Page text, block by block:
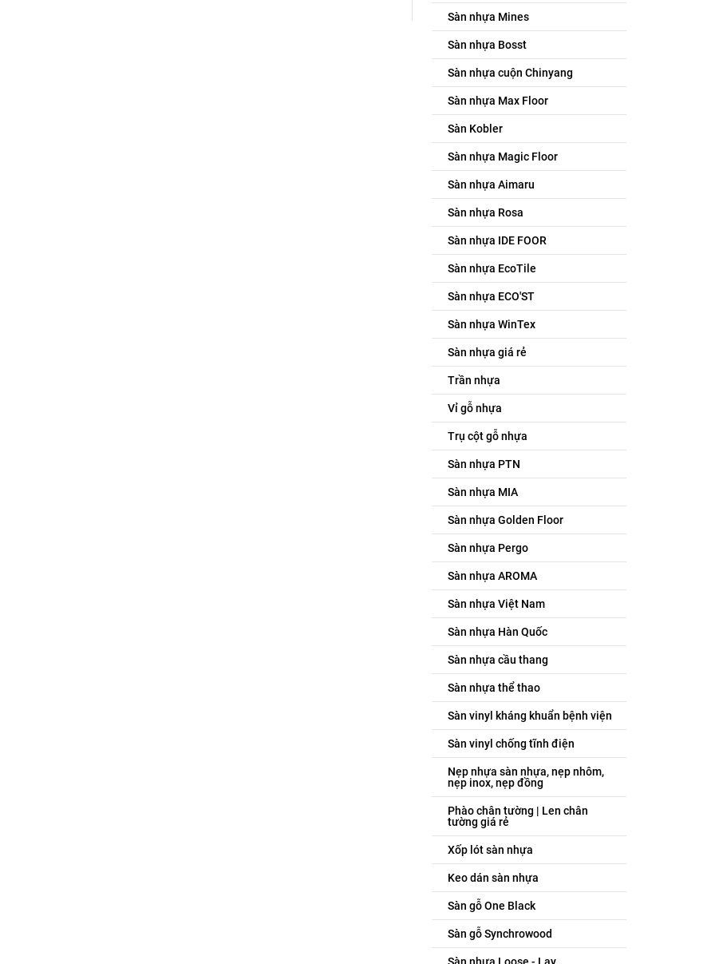
Sàn nhựa Mines
Sàn nhựa Bosst
Sàn nhựa cuộn Chinyang
Sàn nhựa Max Floor
Sàn Kobler
Sàn nhựa Magic Floor
Sàn nhựa Aimaru
Sàn nhựa Rosa
Sàn nhựa IDE FOOR
Sàn nhựa EcoTile
Sàn nhựa ECO'ST
Sàn nhựa WinTex
Sàn nhựa giá rẻ
Trần nhựa
Vỉ gỗ nhựa
Trụ cột gỗ nhựa
Sàn nhựa PTN
Sàn nhựa MIA
Sàn nhựa Golden Floor
Sàn nhựa Pergo
Sàn nhựa AROMA
Sàn nhựa Việt Nam
Sàn nhựa Hàn Quốc
Sàn nhựa cầu thang
Sàn nhựa thể thao
Sàn vinyl kháng khuẩn bệnh viện
Sàn vinyl chống tĩnh điện
Nẹp nhựa sàn nhựa, nẹp nhôm,
nẹp inox, nẹp đồng
Phào chân tường | Len chân
tường giá rẻ
Xốp lót sàn nhựa
Keo dán sàn nhựa
Sàn gỗ One Black
Sàn gỗ Synchrowood